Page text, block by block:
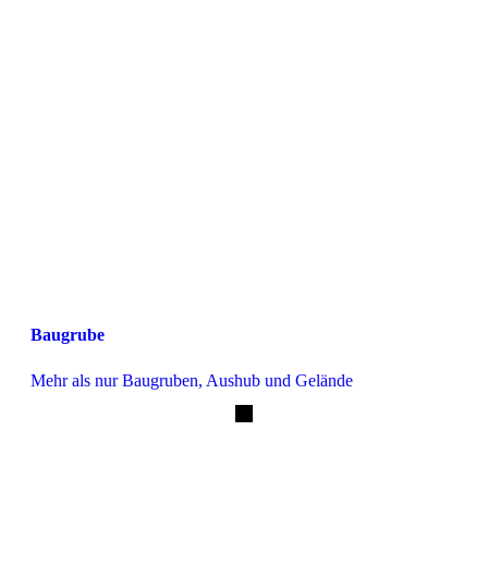
Baugrube
Mehr als nur Baugruben, Aushub und Gelände